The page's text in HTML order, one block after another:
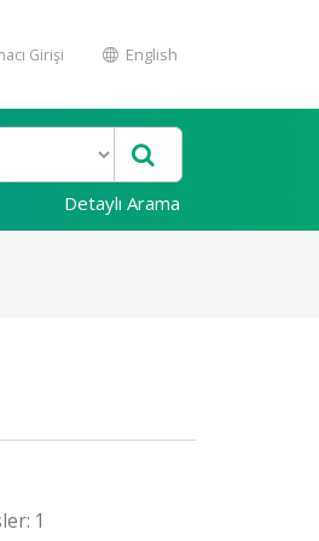
Girişi English
Detaylı Arama
1